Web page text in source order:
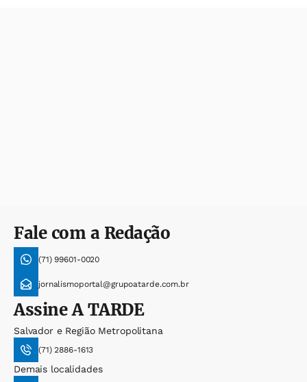
Fale com a Redação
(71) 99601-0020
jornalismoportal@grupoatarde.com.br
AssineA TARDE
Salvador e Região Metropolitana
(71) 2886-1613
Demais localidades